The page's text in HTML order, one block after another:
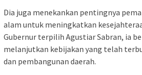
Dia juga menekankan pentingnya
alam untuk meningkatkan
Gubernur terpilih Agustiar Sabran, ia
melanjutkan kebijakan yang telah
dan pembangunan daerah.